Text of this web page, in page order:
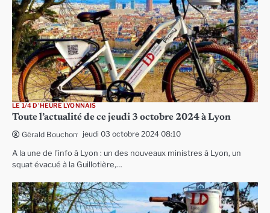
LE 1/4 D'HEURE LYONNAIS
Toute l’actualité de ce jeudi 3 octobre 2024 à Lyon
Gérald Bouchon jeudi 03 octobre 2024 08:10
A la une de l’info à Lyon : un des nouveaux ministres à Lyon, un
squat évacué à la Guillotière,…